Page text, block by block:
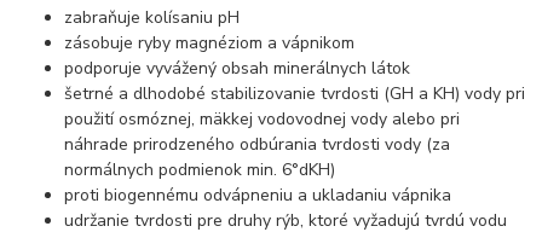
zabraňuje kolísaniu pH
zásobuje ryby magnéziom a vápnikom
podporuje vyvážený obsah minerálnych látok
šetrné a dlhodobé stabilizovanie tvrdosti (GH a KH) vody pri
použití osmóznej, mäkkej vodovodnej vody alebo pri
náhrade prirodzeného odbúrania tvrdosti vody (za
normálnych podmienok min. 6°dKH)
proti biogennému odvápneniu a ukladaniu vápnika
udržanie tvrdosti pre druhy rýb, ktoré vyžadujú tvrdú vodu